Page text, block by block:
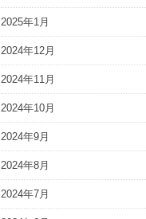
2025年1月
2024年12月
2024年11月
2024年10月
2024年9月
2024年8月
2024年7月